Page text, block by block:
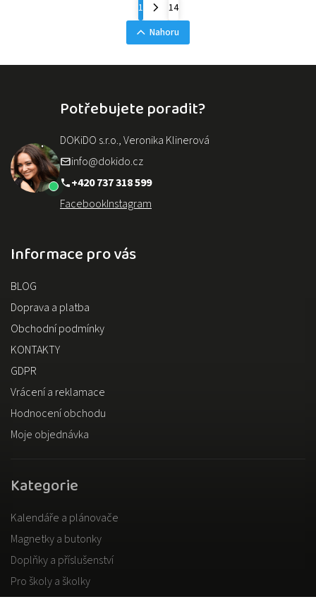
1
14
Nahoru
Kategorie
Kalendáře a plánovače
Magnetky a butonky
Doplňky a příslušenství
Pro školy a školky
Informace pro vás
BLOG
Doprava a platba
Obchodní podmínky
KONTAKTY
GDPR
Vrácení a reklamace
Hodnocení obchodu
Moje objednávka
Potřebujete poradit?
DOKiDO s.r.o., Veronika Klinerová
info@dokido.cz
+420 737 318 599
FacebookInstagram